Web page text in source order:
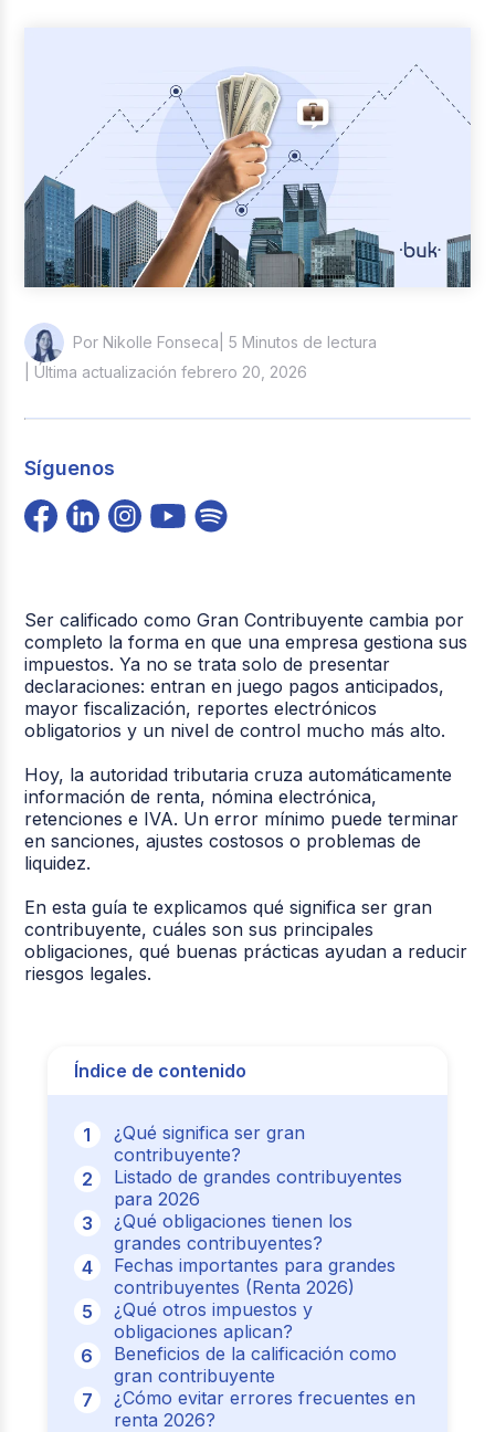
Por Nikolle Fonseca | 5 Minutos de lectura
| Última actualización febrero 20, 2026
Síguenos
Ser calificado como Gran Contribuyente cambia por
completo la forma en que una empresa gestiona sus
impuestos. Ya no se trata solo de presentar
declaraciones: entran en juego pagos anticipados,
mayor fiscalización, reportes electrónicos
obligatorios y un nivel de control mucho más alto.
Hoy, la autoridad tributaria cruza automáticamente
información de renta, nómina electrónica,
retenciones e IVA. Un error mínimo puede terminar
en sanciones, ajustes costosos o problemas de
liquidez.
En esta guía te explicamos qué significa ser gran
contribuyente, cuáles son sus principales
obligaciones, qué buenas prácticas ayudan a reducir
riesgos legales.
Índice de contenido
¿Qué significa ser gran
contribuyente?
Listado de grandes contribuyentes
para 2026
¿Qué obligaciones tienen los
grandes contribuyentes?
Fechas importantes para grandes
contribuyentes (Renta 2026)
¿Qué otros impuestos y
obligaciones aplican?
Beneficios de la calificación como
gran contribuyente
¿Cómo evitar errores frecuentes en
renta 2026?